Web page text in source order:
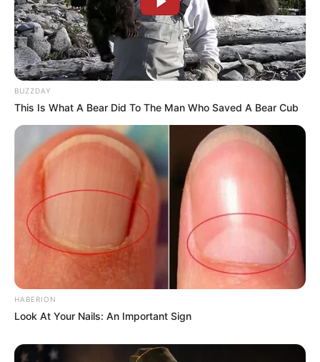
Τελευταία νέα
Μάστιγα οι απάτες – Πώς οι επιτήδειοι
BUZZDAY
This Is What A Bear Did To The Man Who Saved A Bear Cub
HABERION
Look At Your Nails: An Important Sign